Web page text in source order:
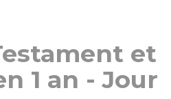
et
1 an - Jour